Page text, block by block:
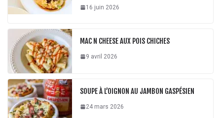
16 juin 2026
MAC N CHEESE AUX POIS CHICHES
9 avril 2026
SOUPE À L’OIGNON AU JAMBON GASPÉSIEN
24 mars 2026